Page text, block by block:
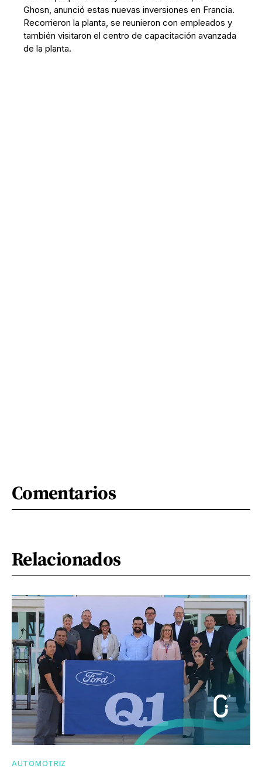
Ghosn, anunció estas nuevas inversiones en Francia.
Recorrieron la planta, se reunieron con empleados y
también visitaron el centro de capacitación avanzada
de la planta.
Comentarios
Relacionados
AUTOMOTRIZ